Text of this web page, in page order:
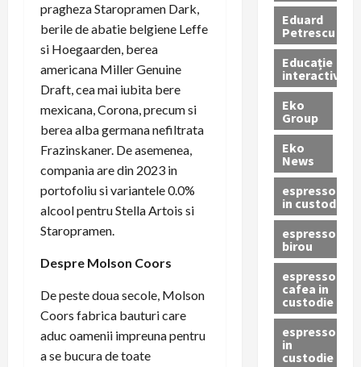
pragheza Staropramen Dark,
berile de abatie belgiene Leffe
si Hoegaarden, berea
americana Miller Genuine
Draft, cea mai iubita bere
mexicana, Corona, precum si
berea alba germana nefiltrata
Frazinskaner. De asemenea,
compania are din 2023 in
portofoliu si variantele 0.0%
alcool pentru Stella Artois si
Staropramen.
Despre Molson Coors
De peste doua secole, Molson
Coors fabrica bauturi care
aduc oamenii impreuna pentru
a se bucura de toate
Eduard
Petrescu
Educație
interactivă
Eko
Group
Eko
News
espressoare
in custodie
espressor
birou
espressor
cafea in
custodie
espressor
in
custodie